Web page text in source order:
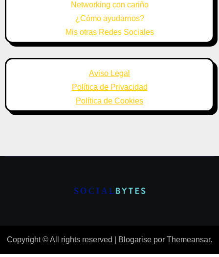
Networking con cariño
¿Cómo ayudarnos?
Mis otras Redes Sociales
Aviso Legal
Política de Privacidad
Política de Cookies
Copyright © All rights reserved Blogarise por Themeansar.